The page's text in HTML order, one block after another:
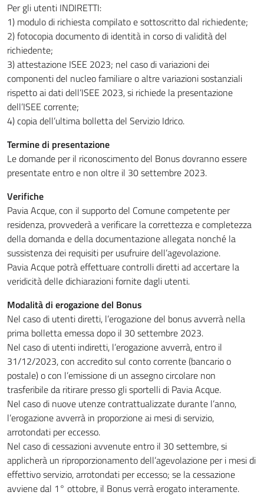
Per gli utenti INDIRETTI:
1) modulo di richiesta compilato e sottoscritto dal richiedente;
2) fotocopia documento di identità in corso di validità del
richiedente;
3) attestazione ISEE 2023; nel caso di variazioni dei
componenti del nucleo familiare o altre variazioni sostanziali
rispetto ai dati dell’ISEE 2023, si richiede la presentazione
dell’ISEE corrente;
4) copia dell’ultima bolletta del Servizio Idrico.
Termine di presentazione
Le domande per il riconoscimento del Bonus dovranno essere
presentate entro e non oltre il 30 settembre 2023.
Verifiche
Pavia Acque, con il supporto del Comune competente per
residenza, provvederà a verificare la correttezza e completezza
della domanda e della documentazione allegata nonché la
sussistenza dei requisiti per usufruire dell’agevolazione.
Pavia Acque potrà effettuare controlli diretti ad accertare la
veridicità delle dichiarazioni fornite dagli utenti.
Modalità di erogazione del Bonus
Nel caso di utenti diretti, l’erogazione del bonus avverrà nella
prima bolletta emessa dopo il 30 settembre 2023.
Nel caso di utenti indiretti, l’erogazione avverrà, entro il
31/12/2023, con accredito sul conto corrente (bancario o
postale) o con l’emissione di un assegno circolare non
trasferibile da ritirare presso gli sportelli di Pavia Acque.
Nel caso di nuove utenze contrattualizzate durante l’anno,
l’erogazione avverrà in proporzione ai mesi di servizio,
arrotondati per eccesso.
Nel caso di cessazioni avvenute entro il 30 settembre, si
applicherà un riproporzionamento dell’agevolazione per i mesi di
effettivo servizio, arrotondati per eccesso; se la cessazione
avviene dal 1° ottobre, il Bonus verrà erogato interamente.